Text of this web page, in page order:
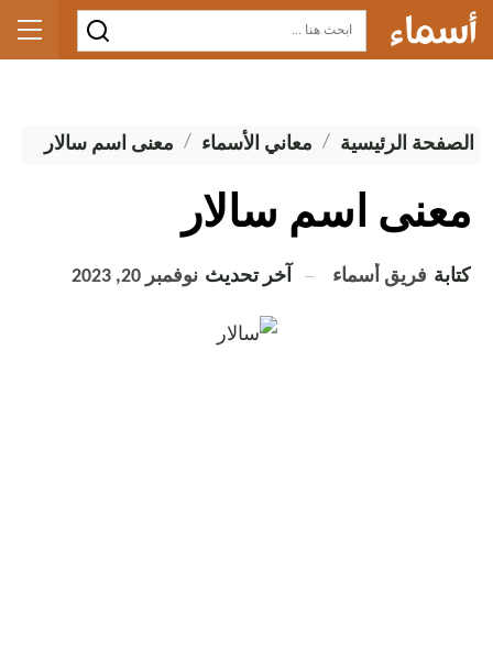
الصفحة الرئيسية معاني الأسماء معنى اسم سالار
معنى اسم سالار
كتابة فريق أسماء آخر تحديث نوفمبر 20, 2023